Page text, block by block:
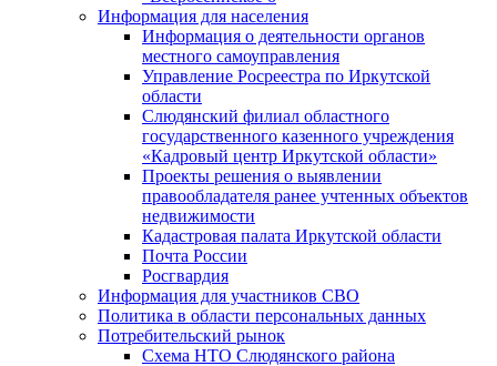
Информация для населения
Информация о деятельности органов
местного самоуправления
Управление Росреестра по Иркутской
области
Слюдянский филиал областного
государственного казенного учреждения
«Кадровый центр Иркутской области»
Проекты решения о выявлении
правообладателя ранее учтенных объектов
недвижимости
Кадастровая палата Иркутской области
Почта России
Росгвардия
Информация для участников СВО
Политика в области персональных данных
Потребительский рынок
Схема НТО Слюдянского района